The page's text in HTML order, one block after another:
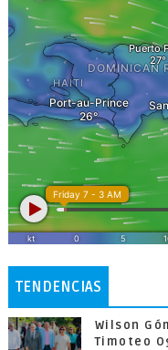
TENDENCIAS
Wilson
Timoteo